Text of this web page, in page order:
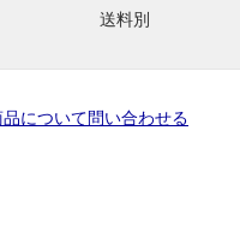
送料別
品について問い合わせる